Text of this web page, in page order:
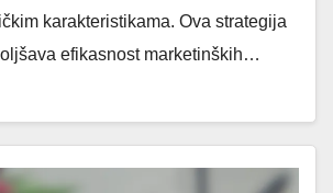
karakteristikama. Ova strategija
efikasnost marketinških…